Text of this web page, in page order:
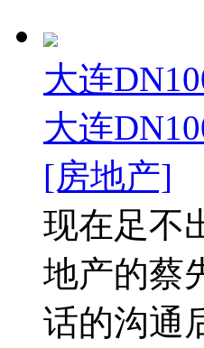
大连
大连
[房地产]
现在足不
地产的蔡
话的沟通